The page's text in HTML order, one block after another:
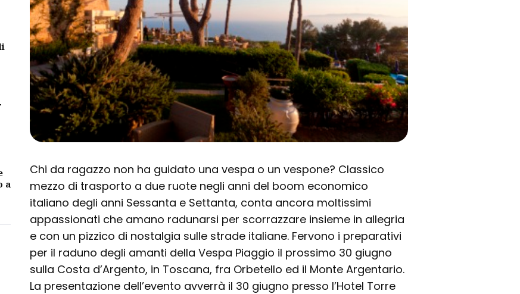
a
Chi da ragazzo non ha guidato una vespa o un vespone? Classico
mezzo di trasporto a due ruote negli anni del boom economico
italiano degli anni Sessanta e Settanta, conta ancora moltissimi
appassionati che amano radunarsi per scorrazzare insieme in allegria
e con un pizzico di nostalgia sulle strade italiane. Fervono i preparativi
per il raduno degli amanti della Vespa Piaggio il prossimo 30 giugno
sulla Costa d’Argento, in Toscana, fra Orbetello ed il Monte Argentario.
La presentazione dell’evento avverrà il 30 giugno presso l’Hotel Torre